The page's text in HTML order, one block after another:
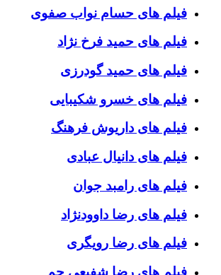
فیلم های حسام نواب صفوی
فیلم های حمید فرخ نژاد
فیلم های حمید گودرزی
فیلم های خسرو شکیبایی
فیلم های داریوش فرهنگ
فیلم های دانیال عبادی
فیلم های رامبد جوان
فیلم های رضا داوودنژاد
فیلم های رضا رویگری
فیلم های رضا شفیعی جم